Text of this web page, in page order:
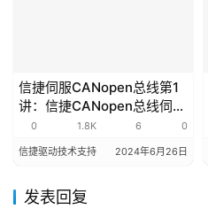
信捷伺服CANopen总线第1
讲：信捷CANopen总线伺服
介绍
0 1.8K 6 0
信捷驱动技术支持 2024年6月26日
发表回复